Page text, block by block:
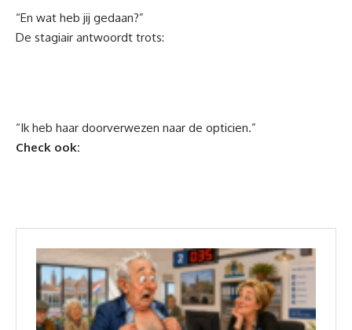
“En wat heb jij gedaan?”
De stagiair antwoordt trots:
“Ik heb haar doorverwezen naar de opticien.”
Check ook: